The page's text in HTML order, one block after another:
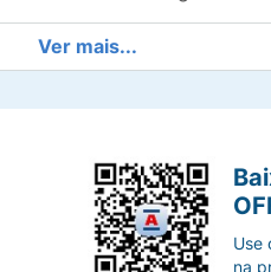
Recomenda-se o consumo
Ver mais...
Use
na